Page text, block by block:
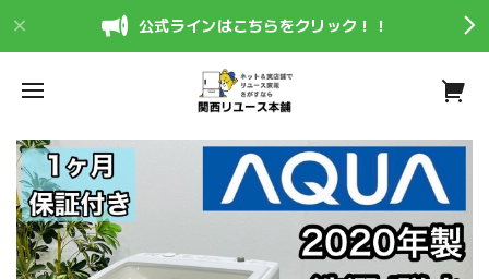
公式ラインはこちらをクリック！！